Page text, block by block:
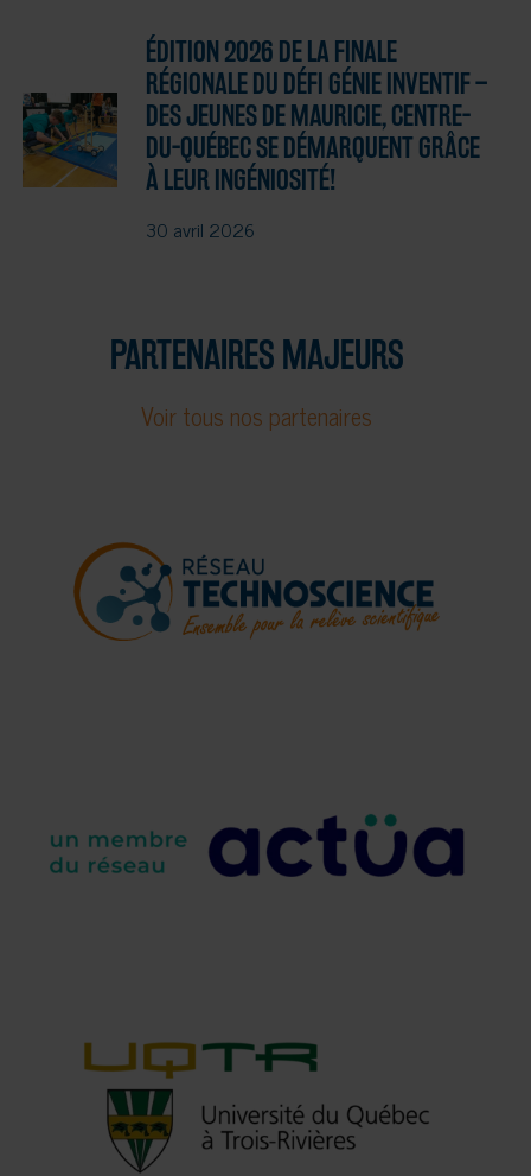
ÉDITION 2026 DE LA FINALE
RÉGIONALE DU DÉFI GÉNIE INVENTIF –
DES JEUNES DE MAURICIE, CENTRE-
DU-QUÉBEC SE DÉMARQUENT GRÂCE
À LEUR INGÉNIOSITÉ!
30 avril 2026
PARTENAIRES MAJEURS
Voir tous nos partenaires